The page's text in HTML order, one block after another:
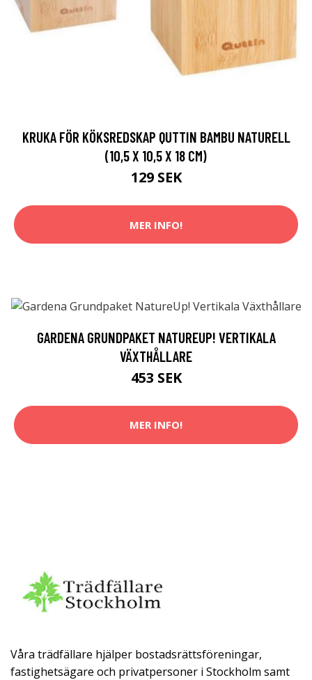
KRUKA FÖR KÖKSREDSKAP QUTTIN BAMBU NATURELL
(10,5 X 10,5 X 18 CM)
129 SEK
MER INFO!
GARDENA GRUNDPAKET NATUREUP! VERTIKALA
VÄXTHÅLLARE
453 SEK
MER INFO!
Våra trädfällare hjälper bostadsrättsföreningar,
fastighetsägare och privatpersoner i Stockholm samt